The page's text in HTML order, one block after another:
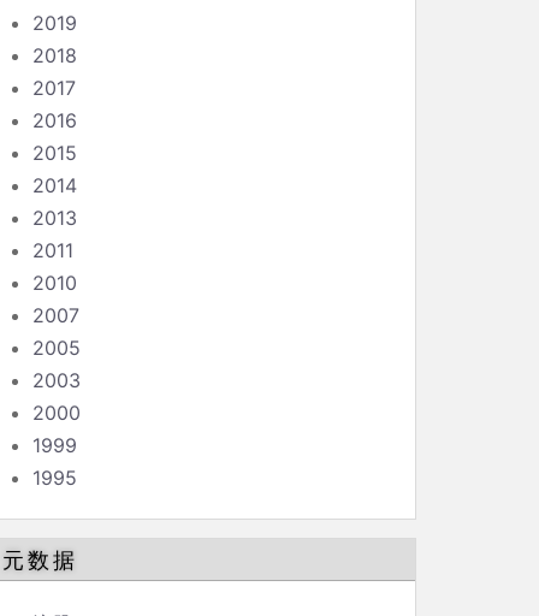
2019
2018
2017
2016
2015
2014
2013
2011
2010
2007
2005
2003
2000
1999
1995
元数据